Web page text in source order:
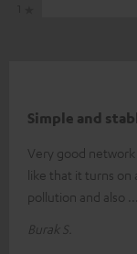
Simple and
Very good network
like that it turns on
pollution and also
Burak S.